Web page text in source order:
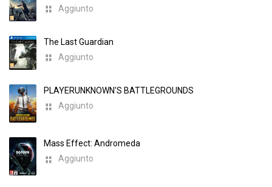
Aggiunto
The Last Guardian
Aggiunto
PLAYERUNKNOWN'S BATTLEGROUNDS
Aggiunto
Mass Effect: Andromeda
Aggiunto